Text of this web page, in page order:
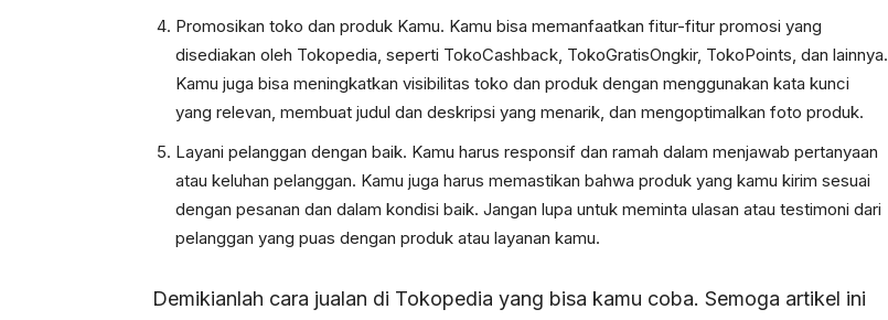
Promosikan toko dan produk Kamu. Kamu bisa memanfaatkan fitur-fitur promosi yang
disediakan oleh Tokopedia, seperti TokoCashback, TokoGratisOngkir, TokoPoints, dan lainnya.
Kamu juga bisa meningkatkan visibilitas toko dan produk dengan menggunakan kata kunci
yang relevan, membuat judul dan deskripsi yang menarik, dan mengoptimalkan foto produk.
Layani pelanggan dengan baik. Kamu harus responsif dan ramah dalam menjawab pertanyaan
atau keluhan pelanggan. Kamu juga harus memastikan bahwa produk yang kamu kirim sesuai
dengan pesanan dan dalam kondisi baik. Jangan lupa untuk meminta ulasan atau testimoni dari
pelanggan yang puas dengan produk atau layanan kamu.
Demikianlah cara jualan di Tokopedia yang bisa kamu coba. Semoga artikel ini